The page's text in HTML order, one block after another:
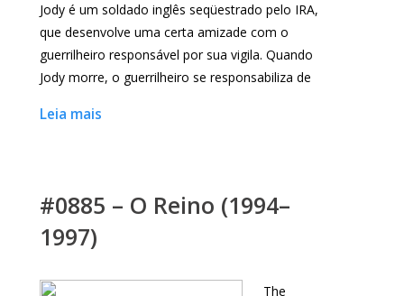
Jody é um soldado inglês seqüestrado pelo IRA,
que desenvolve uma certa amizade com o
guerrilheiro responsável por sua vigila. Quando
Jody morre, o guerrilheiro se responsabiliza de
Leia mais
#0885 – O Reino (1994–
1997)
The